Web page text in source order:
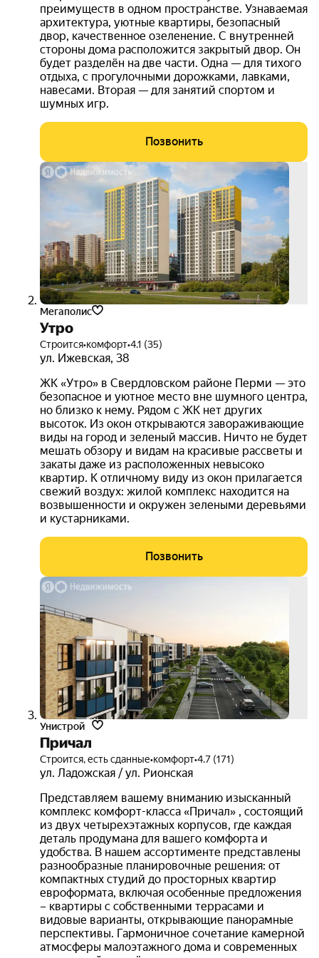
ЖК «Цветы Прикамья» — это 9 односекционных
монолитных зданий, радующих глаз яркими
вентилируемыми фасадами разных цветов.
Архитектурное решение комплекса создает
ощущение гармонии и уюта, делая его узнаваемым на
фоне городской застройки.
Особое внимание уделено доступности и
безопасности: все входы оборудованы пандусами для
маломобильных групп населения, а лифты оснащены
звуковыми извещателями. В каждом здании
установлено по 2 просторных лифта
грузоподъёмностью 1000 кг, что обеспечивает
комфортное перемещение даже в часы пик.
Квартиры в ЖК «Цветы Прикамья» сдаются с
полноценной чистовой отделкой, что позволяет
новоселам сразу заехать и обустроиться. В отделку
входят качественный ламинат, светлые обои,
создающие ощущение простора, полный комплект
сантехники, окрашенные стены в ванных комнатах и
на кухнях, а также установленные приборы учёта.
Такой подход значительно экономит время и
средства на ремонт, избавляя от хлопот, связанных с
поиском материалов и рабочих.
О застройщике
Жилой комплекс «Цветы Прикамья» реализован ГК
«КМПроджект» — застройщиком,
зарекомендовавшим себя на строительном рынке
региона. Застройщик воплотил в проекте свое
видение современного жилого пространства, где
каждая деталь работает на комфорт и благополучие
жителей.
преимуществ в одном пространстве. Узнаваемая
архитектура, уютные квартиры, безопасный
двор, качественное озеленение. С внутренней
стороны дома расположится закрытый двор. Он
будет разделён на две части. Одна — для тихого
отдыха, с прогулочными дорожками, лавками,
навесами. Вторая — для занятий спортом и
шумных игр.
Позвонить
Мегаполис
Утро
Строится•комфорт•4.1 (35)
ул. Ижевская, 38
ЖК «Утро» в Свердловском районе Перми — это
безопасное и уютное место вне шумного центра,
но близко к нему. Рядом с ЖК нет других
высоток. Из окон открываются завораживающие
виды на город и зеленый массив. Ничто не будет
мешать обзору и видам на красивые рассветы и
закаты даже из расположенных невысоко
квартир. К отличному виду из окон прилагается
свежий воздух: жилой комплекс находится на
возвышенности и окружен зелеными деревьями
и кустарниками.
Позвонить
Унистрой
Причал
Строится, есть сданные•комфорт•4.7 (171)
ул. Ладожская / ул. Рионская
Представляем вашему вниманию изысканный
комплекс комфорт-класса «Причал» , состоящий
из двух четырехэтажных корпусов, где каждая
деталь продумана для вашего комфорта и
удобства. В нашем ассортименте представлены
разнообразные планировочные решения: от
компактных студий до просторных квартир
евроформата, включая особенные предложения
– квартиры с собственными террасами и
видовые варианты, открывающие панорамные
перспективы. Гармоничное сочетание камерной
атмосферы малоэтажного дома и современных